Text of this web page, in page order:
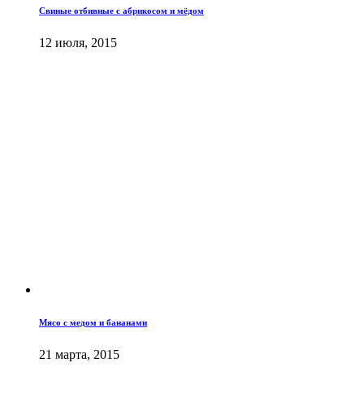
Свиные отбивные с абрикосом и мёдом
12 июля, 2015
Мясо с медом и бананами
21 марта, 2015